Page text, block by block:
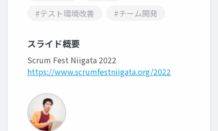
#テスト環境改善
#チーム開発
スライド概要
Scrum Fest Niigata 2022
https://www.scrumfestniigata.org/2022